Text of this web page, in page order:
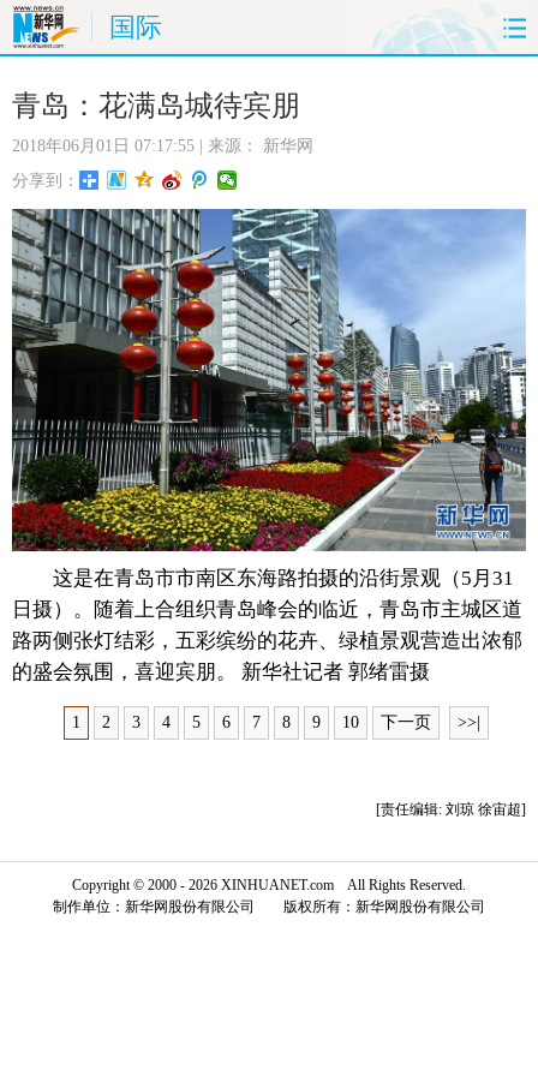
国际
首页 时政
娱乐 体育
时尚 思客 地方 法治
港澳 台湾 华人 汽车
科技 能源 房产
视频 彩票 食品
旅游 健康 信息化 数据
金融 公益 军事 无人机
富媒体 摄影 新华广播
新华电视中文 新华电视英文 返回PC
青岛：花满岛城待宾朋
2018年06月01日 07:17:55 | 来源： 新华网
分享到：
这是在青岛市市南区东海路拍摄的沿街景观（5月31
日摄）。随着上合组织青岛峰会的临近，青岛市主城区道
路两侧张灯结彩，五彩缤纷的花卉、绿植景观营造出浓郁
的盛会氛围，喜迎宾朋。 新华社记者 郭绪雷摄
1 2 3 4 5 6 7 8 9 10 下一页 >>|
[责任编辑: 刘琼 徐宙超]
Copyright © 2000 - 2026 XINHUANET.com All Rights Reserved.
制作单位：新华网股份有限公司 版权所有：新华网股份有限公司